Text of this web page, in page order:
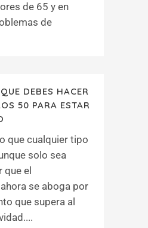
de 65 y en
de
DEBES HACER
50 PARA ESTAR
que cualquier tipo
solo sea
que el
se aboga por
que supera al